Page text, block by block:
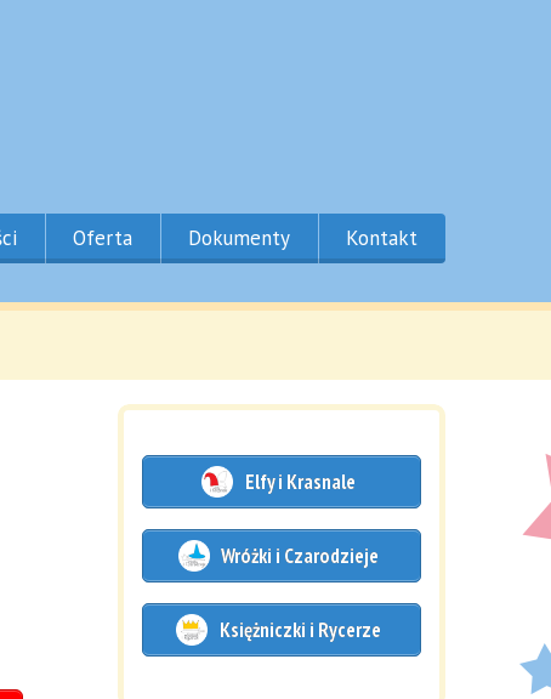
Oferta Dokumenty Kontakt
Elfy i Krasnale
Wróżki i Czarodzieje
Księżniczki i Rycerze